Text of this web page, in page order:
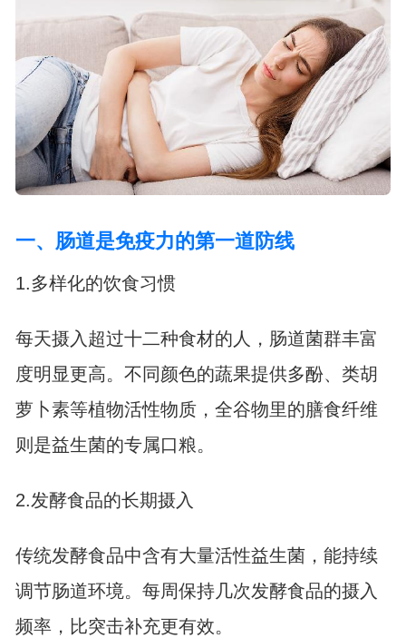
一、肠道是免疫力的第一道防线
1.多样化的饮食习惯
每天摄入超过十二种食材的人，肠道菌群丰富
度明显更高。不同颜色的蔬果提供多酚、类胡
萝卜素等植物活性物质，全谷物里的膳食纤维
则是益生菌的专属口粮。
2.发酵食品的长期摄入
传统发酵食品中含有大量活性益生菌，能持续
调节肠道环境。每周保持几次发酵食品的摄入
频率，比突击补充更有效。